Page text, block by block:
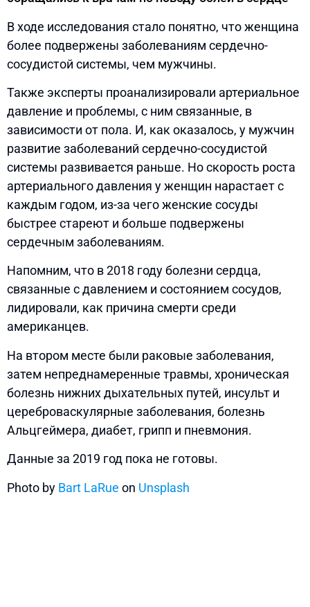
В ходе исследования стало понятно, что женщина
более подвержены заболеваниям сердечно-
сосудистой системы, чем мужчины.
Также эксперты проанализировали артериальное
давление и проблемы, с ним связанные, в
зависимости от пола. И, как оказалось, у мужчин
развитие заболеваний сердечно-сосудистой
системы развивается раньше. Но скорость роста
артериального давления у женщин нарастает с
каждым годом, из-за чего женские сосуды
быстрее стареют и больше подвержены
сердечным заболеваниям.
Напомним, что в 2018 году болезни сердца,
связанные с давлением и состоянием сосудов,
лидировали, как причина смерти среди
американцев.
На втором месте были раковые заболевания,
затем непреднамеренные травмы, хроническая
болезнь нижних дыхательных путей, инсульт и
цереброваскулярные заболевания, болезнь
Альцгеймера, диабет, грипп и пневмония.
Данные за 2019 год пока не готовы.
Photo by Bart LaRue on Unsplash